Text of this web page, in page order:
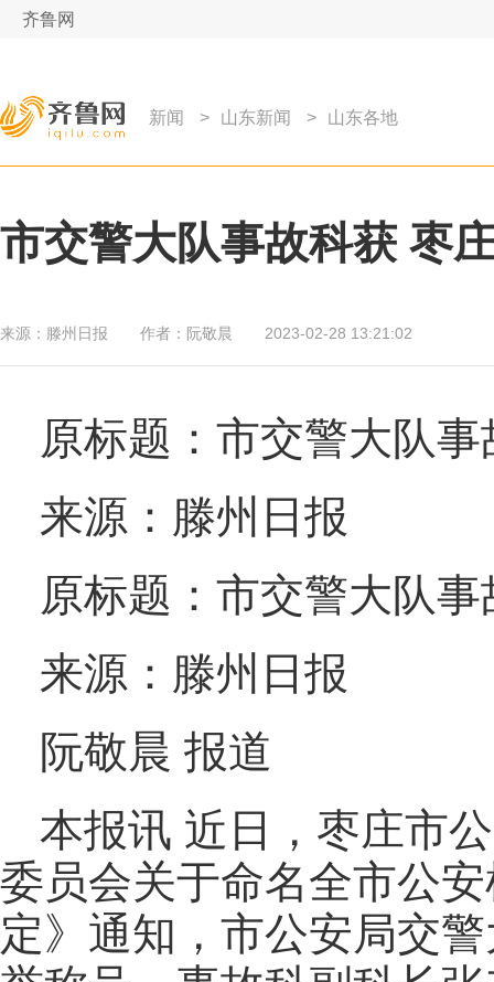
齐鲁网
新闻 > 山东新闻 > 山东各地
市交警大队事故科获 枣
来源： 滕州日报 作者： 阮敬晨 2023-02-28 13:21:02
原标题：市交警大队事
来源：滕州日报
原标题：市交警大队事
来源：滕州日报
阮敬晨 报道
本报讯 近日，枣庄市
委员会关于命名全市公安
定》通知，市公安局交